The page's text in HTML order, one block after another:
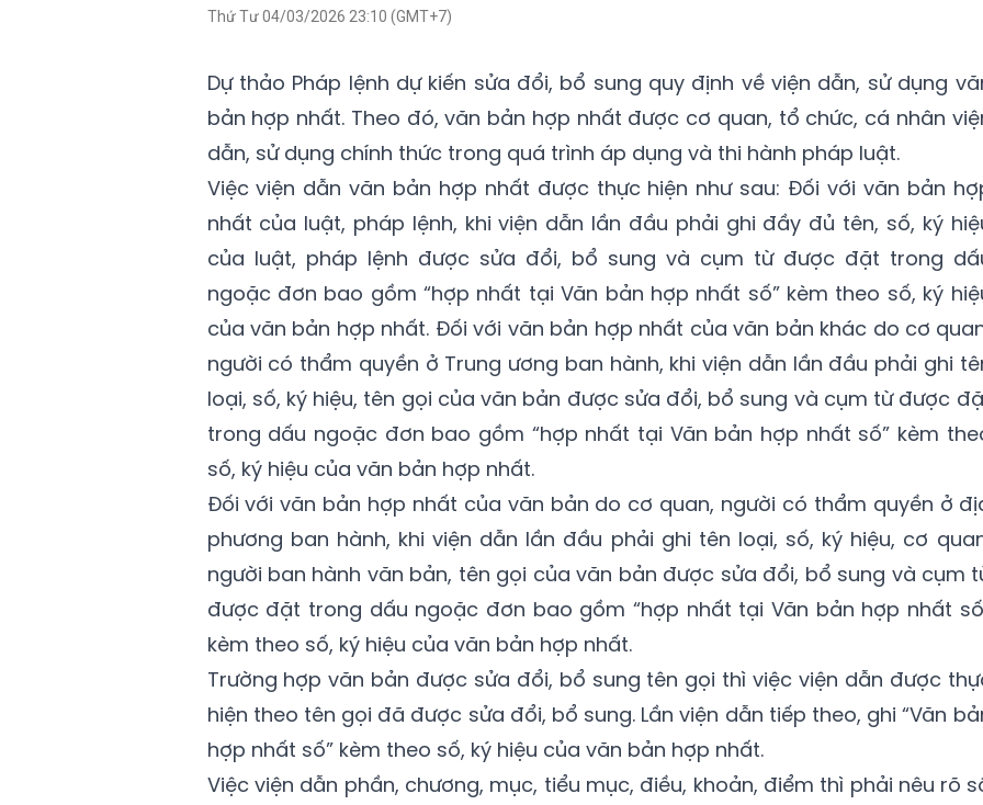
Thứ Tư 04/03/2026 23:10 (GMT+7)
Dự thảo Pháp lệnh dự kiến sửa đổi, bổ sung quy định về viện dẫn, sử dụng
bản hợp nhất. Theo đó, văn bản hợp nhất được cơ quan, tổ chức, cá nhân
dẫn, sử dụng chính thức trong quá trình áp dụng và thi hành pháp luật.
Việc viện dẫn văn bản hợp nhất được thực hiện như sau: Đối với văn bản
nhất của luật, pháp lệnh, khi viện dẫn lần đầu phải ghi đầy đủ tên, số, ký
của luật, pháp lệnh được sửa đổi, bổ sung và cụm từ được đặt trong
ngoặc đơn bao gồm “hợp nhất tại Văn bản hợp nhất số” kèm theo số, ký
của văn bản hợp nhất. Đối với văn bản hợp nhất của văn bản khác do cơ
người có thẩm quyền ở Trung ương ban hành, khi viện dẫn lần đầu phải ghi
loại, số, ký hiệu, tên gọi của văn bản được sửa đổi, bổ sung và cụm từ được
trong dấu ngoặc đơn bao gồm “hợp nhất tại Văn bản hợp nhất số” kèm
số, ký hiệu của văn bản hợp nhất.
Đối với văn bản hợp nhất của văn bản do cơ quan, người có thẩm quyền ở
phương ban hành, khi viện dẫn lần đầu phải ghi tên loại, số, ký hiệu, cơ
người ban hành văn bản, tên gọi của văn bản được sửa đổi, bổ sung và cụm
được đặt trong dấu ngoặc đơn bao gồm “hợp nhất tại Văn bản hợp nhất
kèm theo số, ký hiệu của văn bản hợp nhất.
Trường hợp văn bản được sửa đổi, bổ sung tên gọi thì việc viện dẫn được
hiện theo tên gọi đã được sửa đổi, bổ sung. Lần viện dẫn tiếp theo, ghi “Văn
hợp nhất số” kèm theo số, ký hiệu của văn bản hợp nhất.
Việc viện dẫn phần, chương, mục, tiểu mục, điều, khoản, điểm thì phải nêu rõ